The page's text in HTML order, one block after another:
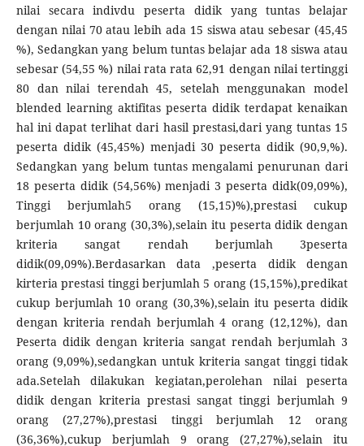
nilai secara indivdu peserta didik yang tuntas belajar
dengan nilai 70 atau lebih ada 15 siswa atau sebesar (45,45
%), Sedangkan yang belum tuntas belajar ada 18 siswa atau
sebesar (54,55 %) nilai rata rata 62,91 dengan nilai tertinggi
80 dan nilai terendah 45, setelah menggunakan model
blended learning aktifitas peserta didik terdapat kenaikan
hal ini dapat terlihat dari hasil prestasi,dari yang tuntas 15
peserta didik (45,45%) menjadi 30 peserta didik (90,9,%).
Sedangkan yang belum tuntas mengalami penurunan dari
18 peserta didik (54,56%) menjadi 3 peserta didk(09,09%),
Tinggi berjumlah5 orang (15,15)%),prestasi cukup
berjumlah 10 orang (30,3%),selain itu peserta didik dengan
kriteria sangat rendah berjumlah 3peserta
didik(09,09%).Berdasarkan data ,peserta didik dengan
kirteria prestasi tinggi berjumlah 5 orang (15,15%),predikat
cukup berjumlah 10 orang (30,3%),selain itu peserta didik
dengan kriteria rendah berjumlah 4 orang (12,12%), dan
Peserta didik dengan kriteria sangat rendah berjumlah 3
orang (9,09%),sedangkan untuk kriteria sangat tinggi tidak
ada.Setelah dilakukan kegiatan,perolehan nilai peserta
didik dengan kriteria prestasi sangat tinggi berjumlah 9
orang (27,27%),prestasi tinggi berjumlah 12 orang
(36,36%),cukup berjumlah 9 orang (27,27%),selain itu